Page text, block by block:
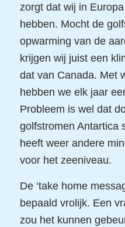
zorgt dat wij in
hebben. Mocht de
opwarming van de
krijgen wij juist een
dat van Canada. Met
hebben we elk jaar
Probleem is wel dat
golfstromen Antartica
heeft weer andere
voor het zeeniveau.
De ‘take home
bepaald vrolijk. Een
zou het kunnen